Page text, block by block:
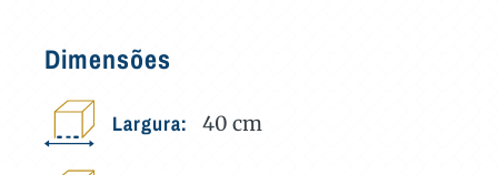
Dimensões
Largura: 40 cm